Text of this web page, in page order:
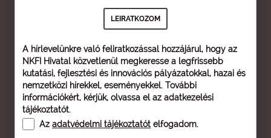
A hírlevelünkre való feliratkozással hozzájárul, hogy az
NKFI Hivatal közvetlenül megkeresse a legfrissebb
kutatási, fejlesztési és innovációs pályázatokkal, hazai és
nemzetközi hírekkel, eseményekkel. További
információkért, kérjük, olvassa el az adatkezelési
tájékoztatót.
Az adatvédelmi tájékoztatót elfogadom.